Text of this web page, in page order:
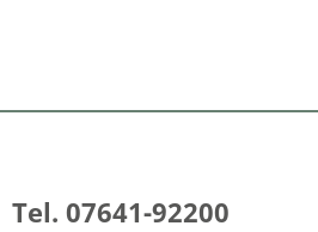
Tel. 07641-92200